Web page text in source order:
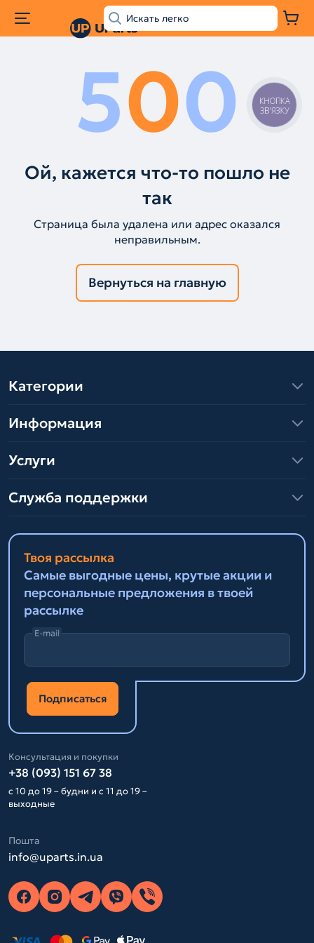
500
Ой, кажется что-то пошло не
так
Страница была удалена или адрес оказался
неправильным.
Вернуться на главную
Категории
Информация
Услуги
Служба поддержки
Твоя рассылка
Самые выгодные цены, крутые акции и
персональные предложения в твоей
рассылке
E-mail
Подписаться
Консультация и покупки
+38 (093) 151 67 38
с 10 до 19 – будни и с 11 до 19 –
выходные
Пошта
info@uparts.in.ua
КНОПКА
ЗВ'ЯЗКУ